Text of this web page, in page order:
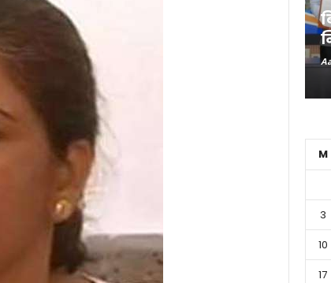
M
3
10
17